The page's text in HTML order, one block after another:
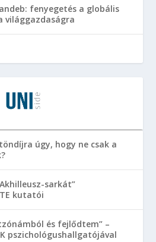
fenyegetés a globális
világgazdaságra
úgy, hogy ne csak a
sarkát”
kutatói
és fejlődtem” –
pszichológushallgatójával